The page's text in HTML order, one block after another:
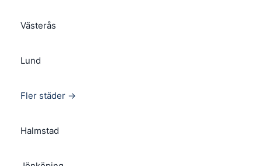
Västerås
Lund
Fler städer →
Halmstad